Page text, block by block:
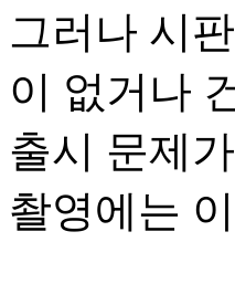
그러나 시
이 없거나
출시 문제
촬영에는